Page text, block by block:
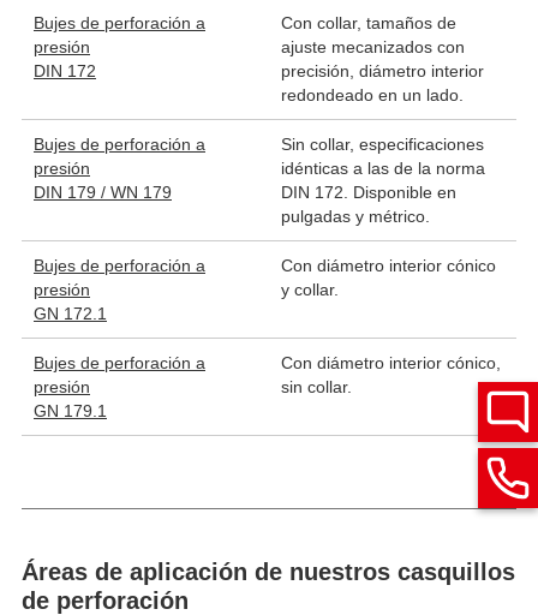
Bujes de perforación a
presión
DIN 172
Con collar, tamaños de
ajuste mecanizados con
precisión, diámetro interior
redondeado en un lado.
Bujes de perforación a
presión
DIN 179 / WN 179
Sin collar, especificaciones
idénticas a las de la norma
DIN 172. Disponible en
pulgadas y métrico.
Bujes de perforación a
presión
GN 172.1
Con diámetro interior cónico
y collar.
Bujes de perforación a
presión
GN 179.1
Con diámetro interior cónico,
sin collar.
Áreas de aplicación de nuestros casquillos
de perforación